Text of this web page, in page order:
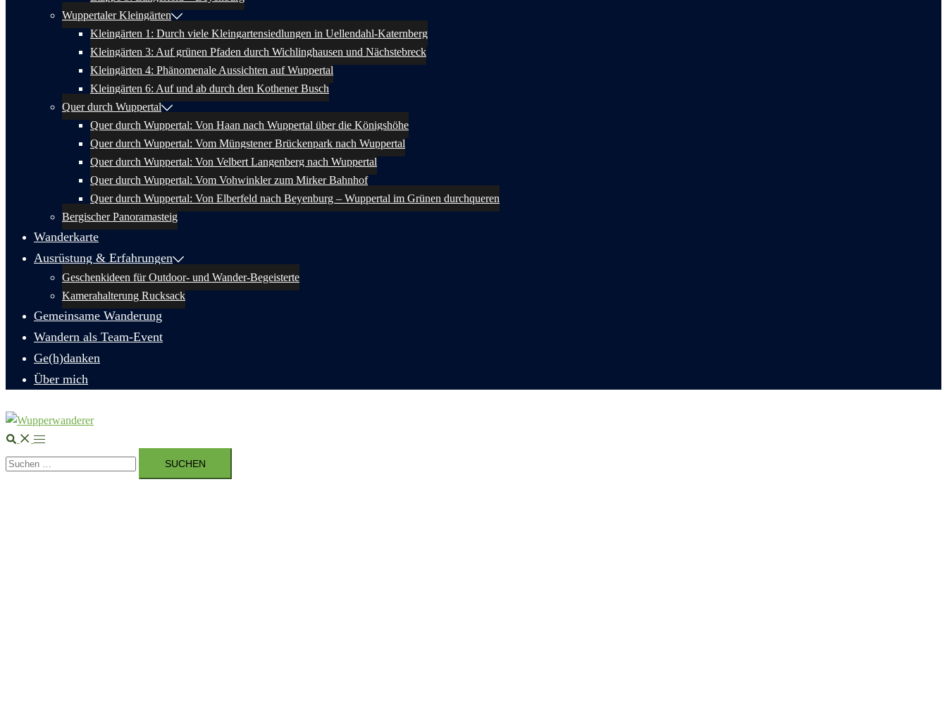
Wuppertaler Kleingärten
Kleingärten 1: Durch viele Kleingartensiedlungen in Uellendahl-Katernberg
Kleingärten 3: Auf grünen Pfaden durch Wichlinghausen und Nächstebreck
Kleingärten 4: Phänomenale Aussichten auf Wuppertal
Kleingärten 6: Auf und ab durch den Kothener Busch
Quer durch Wuppertal
Quer durch Wuppertal: Von Haan nach Wuppertal über die Königshöhe
Quer durch Wuppertal: Vom Müngstener Brückenpark nach Wuppertal
Quer durch Wuppertal: Von Velbert Langenberg nach Wuppertal
Quer durch Wuppertal: Vom Vohwinkler zum Mirker Bahnhof
Quer durch Wuppertal: Von Elberfeld nach Beyenburg – Wuppertal im Grünen durchqueren
Bergischer Panoramasteig
Wanderkarte
Ausrüstung & Erfahrungen
Geschenkideen für Outdoor- und Wander-Begeisterte
Kamerahalterung Rucksack
Gemeinsame Wanderung
Wandern als Team-Event
Ge(h)danken
Über mich
Suche Menü
umschalten
Suchen
nach: